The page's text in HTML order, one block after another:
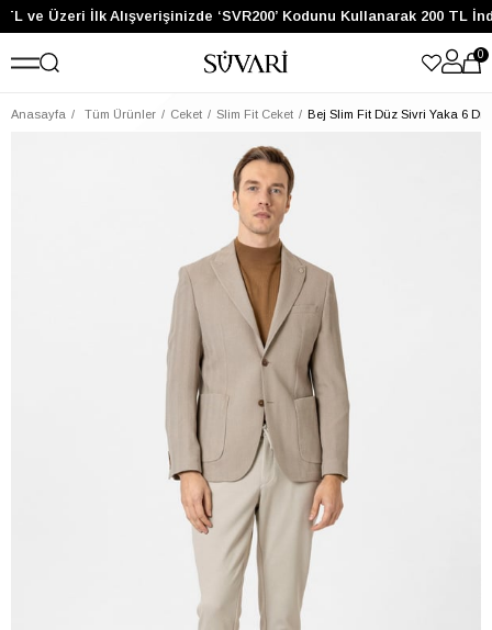
ve Üzeri İlk Alışverişinizde ‘SVR200’ Kodunu Kullanarak 200 TL
0
Anasayfa Tüm Ürünler Ceket Slim Fit Ceket Bej Slim Fit Düz Sivri Yaka 6